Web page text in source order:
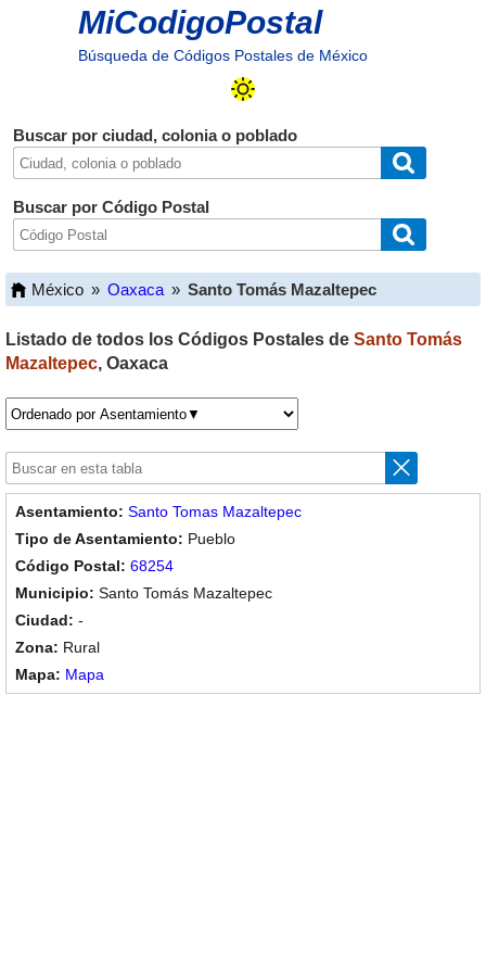
MiCodigoPostal
Búsqueda de Códigos Postales de México
Buscar por ciudad, colonia o poblado
Buscar por Código Postal
México » Oaxaca » Santo Tomás Mazaltepec
Listado de todos los Códigos Postales de Santo Tomás
Mazaltepec, Oaxaca
Santo Tomas Mazaltepec
Pueblo
68254
Santo Tomás Mazaltepec
-
Rural
Mapa